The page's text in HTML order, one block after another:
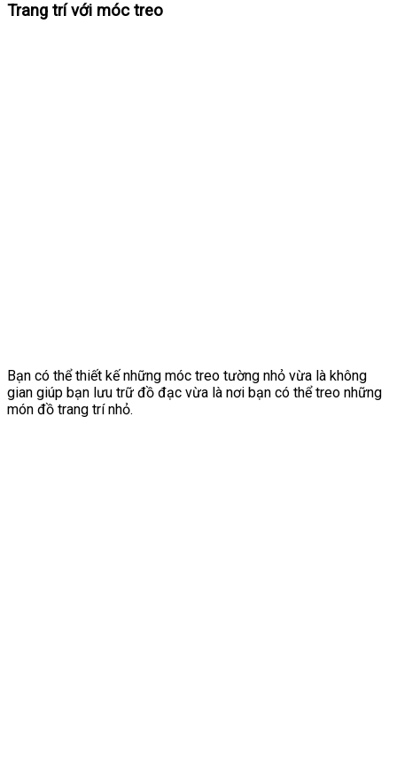
Trang trí với móc treo
Bạn có thể thiết kế những móc treo tường nhỏ vừa là không
gian giúp bạn lưu trữ đồ đạc vừa là nơi bạn có thể treo những
món đồ trang trí nhỏ.